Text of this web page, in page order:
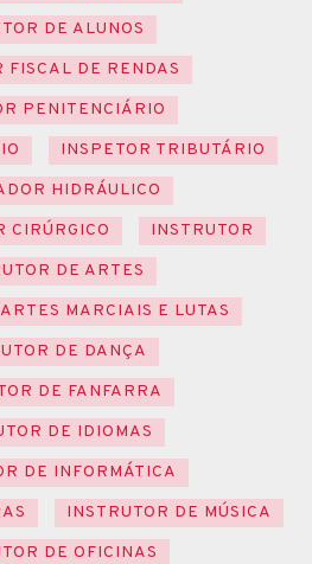
DE ALUNOS
FISCAL DE RENDAS
PENITENCIÁRIO
INSPETOR TRIBUTÁRIO
HIDRÁULICO
CIRÚRGICO
INSTRUTOR
DE ARTES
MARCIAIS E LUTAS
DE DANÇA
DE FANFARRA
DE IDIOMAS
DE INFORMÁTICA
INSTRUTOR DE MÚSICA
DE OFICINAS